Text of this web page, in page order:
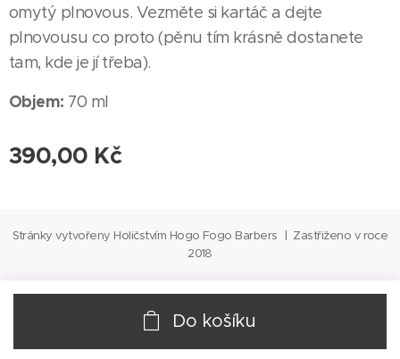
omytý plnovous. Vezměte si kartáč a dejte
plnovousu co proto (pěnu tím krásně dostanete
tam, kde je jí třeba).
Objem: 70 ml
390,00 Kč
Do košíku
Stránky vytvořeny Holičstvím Hogo Fogo Barbers | Zastřiženo v roce
2018